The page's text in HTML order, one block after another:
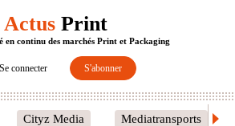
ActusPrint
en continu des marchés Print et Packaging
Se connecter S'abonner
Cityz Media Mediatransports